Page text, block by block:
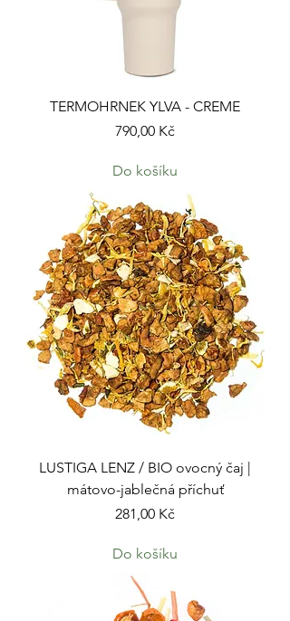
TERMOHRNEK YLVA - CREME
Cena
790,00 Kč
Do košíku
LUSTIGA LENZ / BIO ovocný čaj |
mátovo-jablečná příchuť
Cena
281,00 Kč
Do košíku